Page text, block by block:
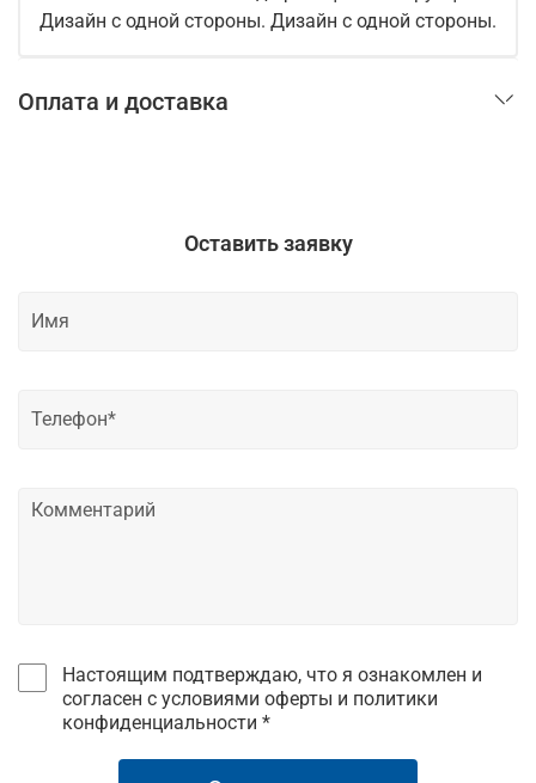
Дизайн с одной стороны. Дизайн с одной стороны.
Оплата и доставка
Оставить заявку
Настоящим подтверждаю, что я ознакомлен и
согласен с условиями оферты и политики
конфиденциальности *